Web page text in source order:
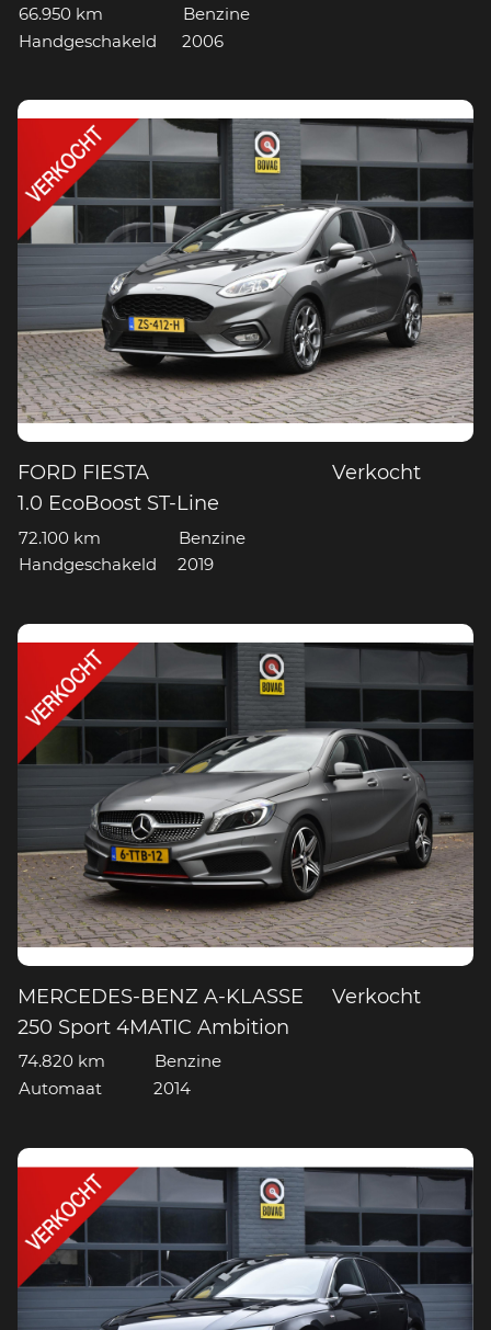
66.950 km
Benzine
Handgeschakeld
2006
FORD FIESTA
1.0 EcoBoost ST-Line
Verkocht
72.100 km
Benzine
Handgeschakeld
2019
MERCEDES-BENZ A-KLASSE
250 Sport 4MATIC Ambition
Verkocht
74.820 km
Benzine
Automaat
2014